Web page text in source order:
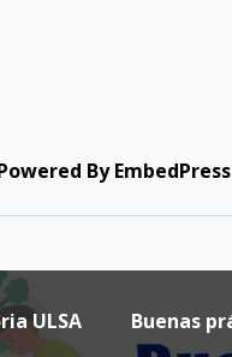
By EmbedPress
ULSA